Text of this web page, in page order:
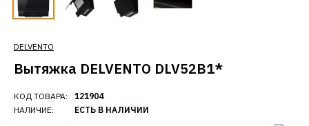
DELVENTO
Вытяжка DELVENTO DLV52B1*
КОД ТОВАРА:
НАЛИЧИЕ:
121904
ЕСТЬ В НАЛИЧИИ